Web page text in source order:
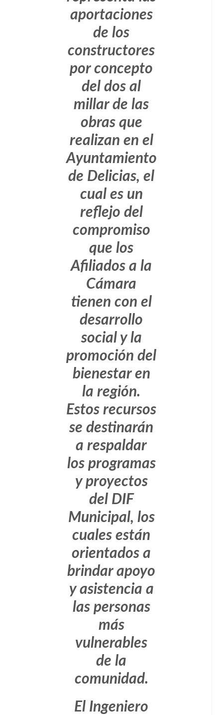
aportaciones
de los
constructores
por concepto
del dos al
millar de las
obras que
realizan en el
Ayuntamiento
de Delicias, el
cual es un
reflejo del
compromiso
que los
Afiliados a la
Cámara
tienen con el
desarrollo
social y la
promoción del
bienestar en
la región.
Estos recursos
se destinarán
a respaldar
los programas
y proyectos
del DIF
Municipal, los
cuales están
orientados a
brindar apoyo
y asistencia a
las personas
más
vulnerables
de la
comunidad.
El Ingeniero